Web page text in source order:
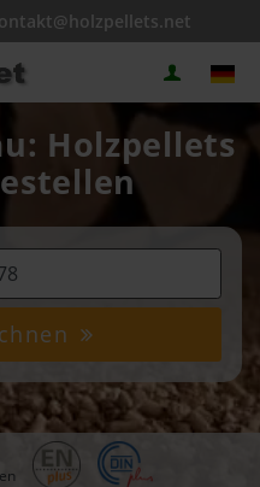
Holzpellets